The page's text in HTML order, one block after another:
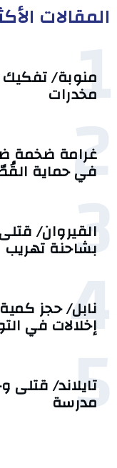
المقالات
1
منوبة/
مخدرات
2
غرامة ضخمة
في حماية
3
القيروان/
بشاحنة تهريب
4
نابل/ حجز
إخلالات في
5
تايلاند/
مدرسة